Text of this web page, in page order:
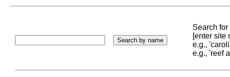
Search
[enter site
e.g.,
e.g., 'reef